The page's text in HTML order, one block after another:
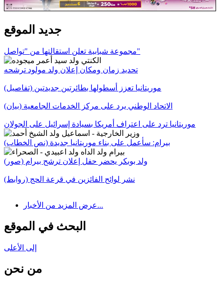
جديد الموقع
مجموعة شبابية تعلن استقالتها من "تواصل"
تحديد زمان ومكان إعلان ولد مولود ترشحه
موريتانيا تعزز أسطولها بطائرتين جديدتين (تفاصيل)
الاتحاد الوطني يرد على مركز الخدمات الجامعية (بيان)
موريتانيا ترد على اعتراف أمريكا بسيادة إسرائيل على الجولان
بيرام: سأعمل على بناء موريتانيا جديدة (نص الخطاب)
ولد بوبكر يحضر حفل إعلان ترشح بيرام (صور)
نشر لوائح الفائزين في قرعة الحج (روابط)
عرض المزيد من الأخبار...
البحث في الموقع
إلى الأعلى
من نحن